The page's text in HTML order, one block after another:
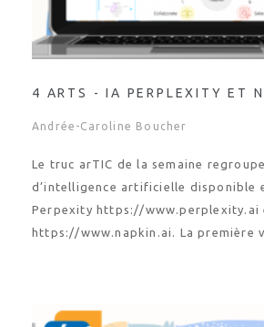
4 ARTS - IA PERPLEXITY ET
Andrée-Caroline Boucher
Le truc arTIC de la semaine
d’intelligence artificielle disponible
Perpexity https://www.perplexity.ai
https://www.napkin.ai. La première